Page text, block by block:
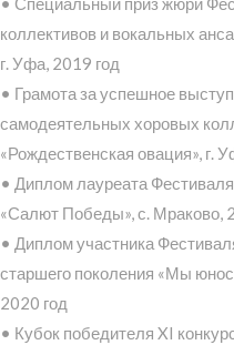
коллективов и вокальных
г. Уфа, 2019 год
• Грамота за успешное
самодеятельных хоровых
«Рождественская овация», г.
• Диплом лауреата
«Салют Победы», с. Мраково,
• Диплом участника
старшего поколения «Мы
2020 год
• Кубок победителя XI